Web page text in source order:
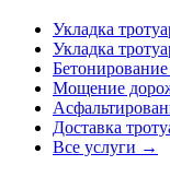
Укладка
Укладка
Мощение
Доставка
Все услуги →